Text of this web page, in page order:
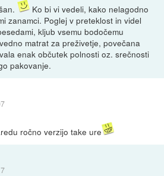
Ko bi vi vedeli, kako nelagodno
zanamci. Poglej v preteklost in videl
kljub vsemu bodočemu
matrat za preživetje, povečana
enak občutek polnosti oz. srečnosti
pakovanje.
ročno verzijo take ure